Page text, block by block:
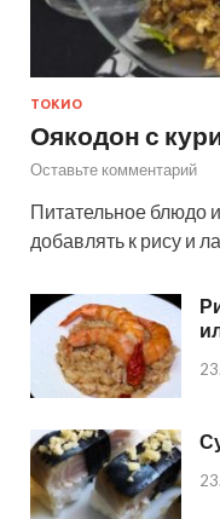
ТОКИО
Оякодон с
Оставьте комментарий
Питательное блюдо
добавлять к рису и